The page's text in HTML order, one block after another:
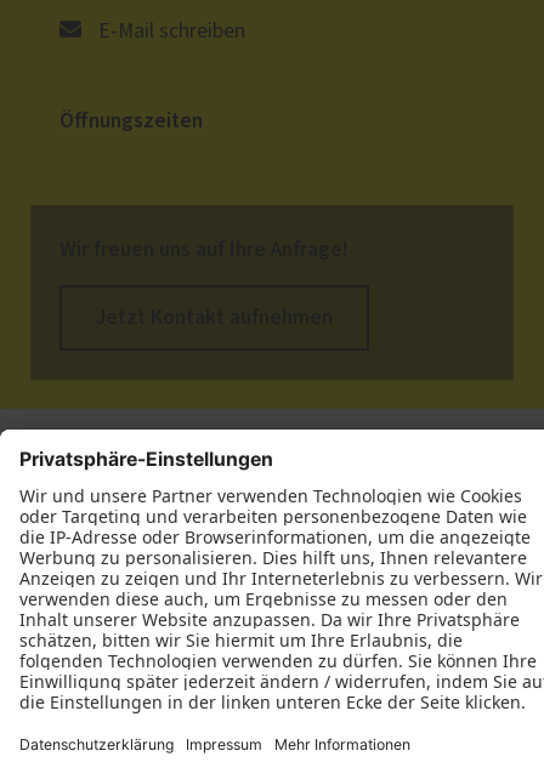
E-Mail schreiben
Öffnungszeiten
Datenschutz Impressum
Thelen Tischlermeister GbR © 2026